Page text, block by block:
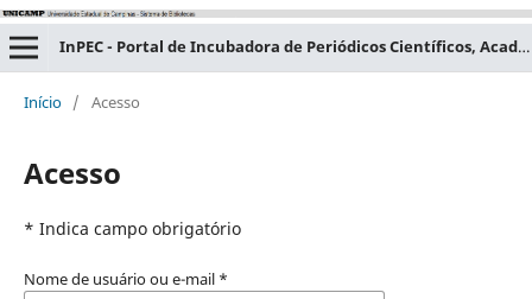
InPEC - Portal de Incubadora de Periódicos Científicos, Acadêmicos e Educacionais
Início / Acesso
Acesso
* Indica campo obrigatório
Nome de usuário ou e-mail *